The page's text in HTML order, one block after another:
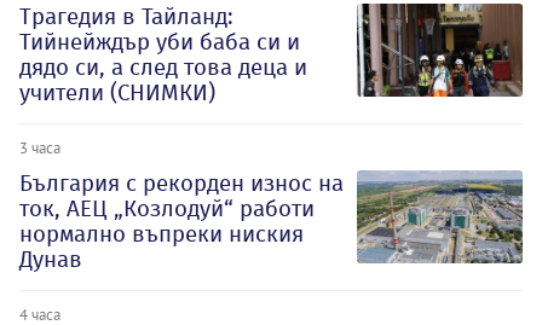
Трагедия в Тайланд:
Тийнейждър уби баба си и
дядо си, а след това деца и
учители (СНИМКИ)
3 часа
България с рекорден износ на
ток, АЕЦ „Козлодуй“ работи
нормално въпреки ниския
Дунав
4 часа